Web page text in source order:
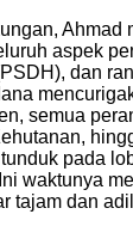
Ahmad
aspek
dan
semua
pada
waktunya
tajam dan